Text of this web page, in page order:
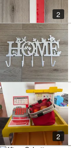
2
2